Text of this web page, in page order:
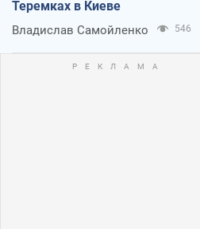
Теремках в Киеве
Владислав Самойленко 546